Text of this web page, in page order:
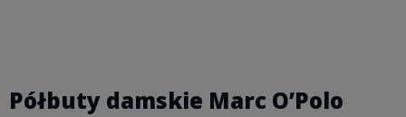
Półbuty damskie Marc O’Polo